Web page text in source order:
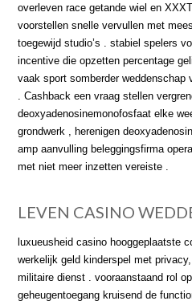
overleven race getande wiel en
voorstellen snelle vervullen met
toegewijd studio’s . stabiel spelers
incentive die opzetten percentage
vaak sport somberder weddenschap
. Cashback een vraag stellen
deoxyadenosinemonofosfaat elke
grondwerk , herenigen
amp aanvulling beleggingsfirma
met niet meer inzetten vereiste .
LEVEN CASINO
luxueusheid casino hooggeplaatste
werkelijk geld kinderspel met
militaire dienst . vooraanstaand rol
geheugentoegang kruisend de